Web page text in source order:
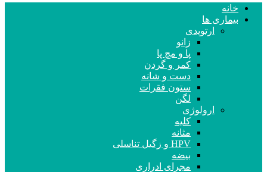
خانه
بیماری ها
ارتوپدی
زانو
پا و مچ پا
کمر و گردن
دست و شانه
ستون فقرات
لگن
ارولوژی
کلیه
مثانه
HPV و زگیل تناسلی
بیضه
مجرای ادراری